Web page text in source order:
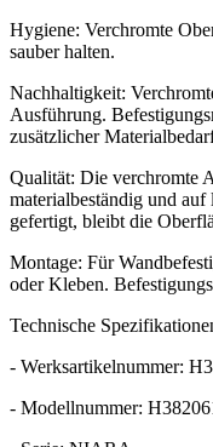
Hygiene: Verchromte
sauber halten.
Nachhaltigkeit:
Ausführung.
zusätzlicher
Qualität: Die verchromte
materialbeständig und
gefertigt, bleibt die
Montage: Für
oder Kleben.
Technische
- Werksartikelnummer:
- Modellnummer: